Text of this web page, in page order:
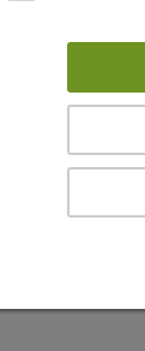
GmbH, A-
Schulen